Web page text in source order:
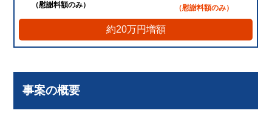
（慰謝料額のみ） （慰謝料額のみ）
約20万円増額
事案の概要